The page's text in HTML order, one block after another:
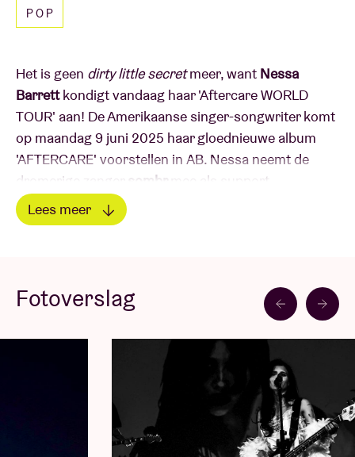
POP
Het is geen dirty little secretmeer, want Nessa
Barrettkondigt vandaag haar 'Aftercare WORLD
TOUR' aan! De Amerikaanse singer-songwriter komt
op maandag 9 juni 2025 haar gloednieuwe album
'AFTERCARE' voorstellen in AB. Nessa neemt de
dromerige zanger
sombr mee als support.
Nessa's creatieve evolutie op haar gloednieuwe
tijdperk gekatapulteerd. De 22-jarige zangeres heeft
wereldwijd meer dan 2 biljoen streams en 30 miljoen
volgers op social media verzameld. In haar tweede
album verleidt Nessa Barrett ons om de dansvloer te
betreden en neemt ze ons mee op een reis, die van
wanhoop naar dominantie evolueert. Met de single
"PASSENGER PRINCESS", een synth-rijke song over
verliefdheid, en de zwoele albumtrack "MUSTANG
Lees meer
Fotoverslag